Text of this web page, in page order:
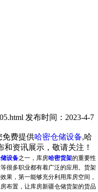
发布时间：2023-4-7
免费提供哈密仓储设备,哈
资讯展示，敬请关注！
设备之一，库房哈密货架的重要性
很多职业都有着广泛的应用。货架
果，第一能够充分利用库房空间，
布置，让库房新疆仓储货架的货品